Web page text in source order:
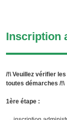
Inscription
/!\ Veuillez vérifier
toutes démarches /!\
1ère étape :